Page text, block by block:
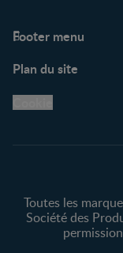
Footer menu
Centre de soutien
Avis légaux
Protection des
Plan du site
Toutes les
Société des